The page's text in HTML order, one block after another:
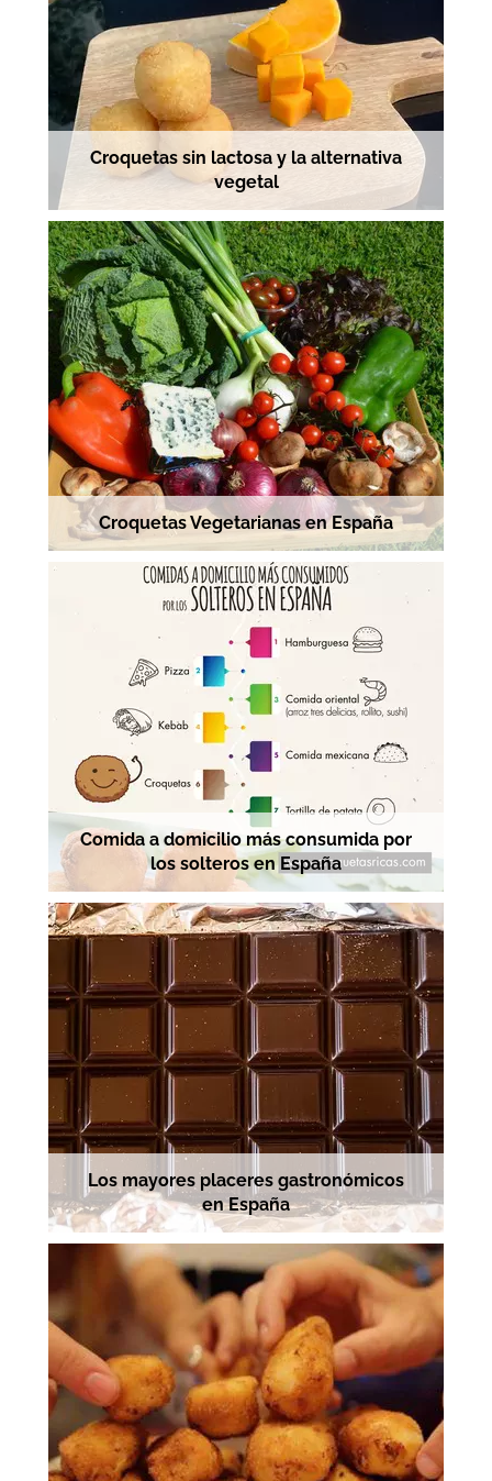
Croquetas sin lactosa y la alternativa
vegetal
Croquetas Vegetarianas en España
Comida a domicilio más consumida por
los solteros en España
Los mayores placeres gastronómicos
en España